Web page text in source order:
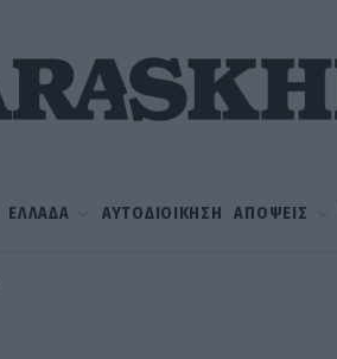
ΕΛΛΑΔΑ ΑΥΤΟΔΙΟΙΚΗΣΗ ΑΠΟΨΕΙΣ